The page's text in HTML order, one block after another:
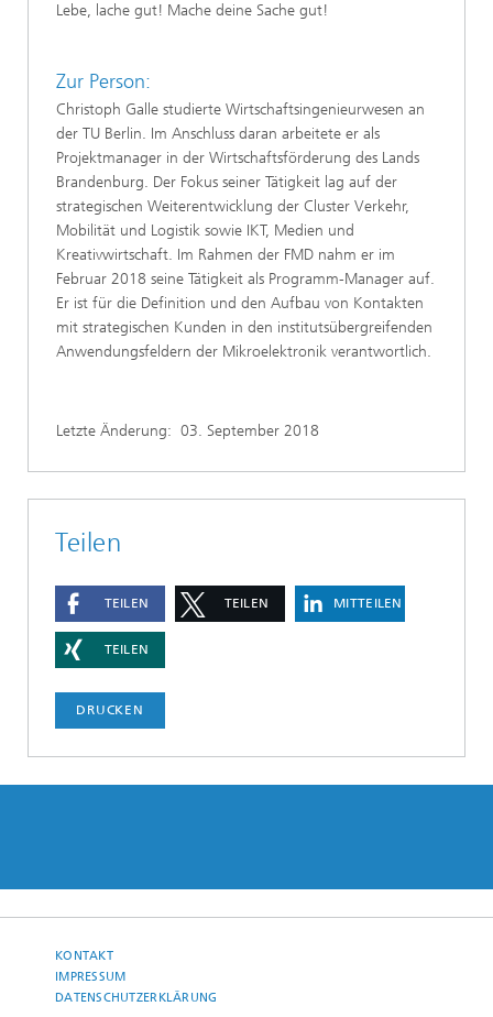
Lebe, lache gut! Mache deine Sache gut!
Zur Person:
Christoph Galle studierte Wirtschaftsingenieurwesen an
der TU Berlin. Im Anschluss daran arbeitete er als
Projektmanager in der Wirtschaftsförderung des Lands
Brandenburg. Der Fokus seiner Tätigkeit lag auf der
strategischen Weiterentwicklung der Cluster Verkehr,
Mobilität und Logistik sowie IKT, Medien und
Kreativwirtschaft. Im Rahmen der FMD nahm er im
Februar 2018 seine Tätigkeit als Programm-Manager auf.
Er ist für die Definition und den Aufbau von Kontakten
mit strategischen Kunden in den institutsübergreifenden
Anwendungsfeldern der Mikroelektronik verantwortlich.
Letzte Änderung: 03. September 2018
Teilen
TEILEN TEILEN MITTEILEN
TEILEN
DRUCKEN
KONTAKT
IMPRESSUM
DATENSCHUTZERKLÄRUNG